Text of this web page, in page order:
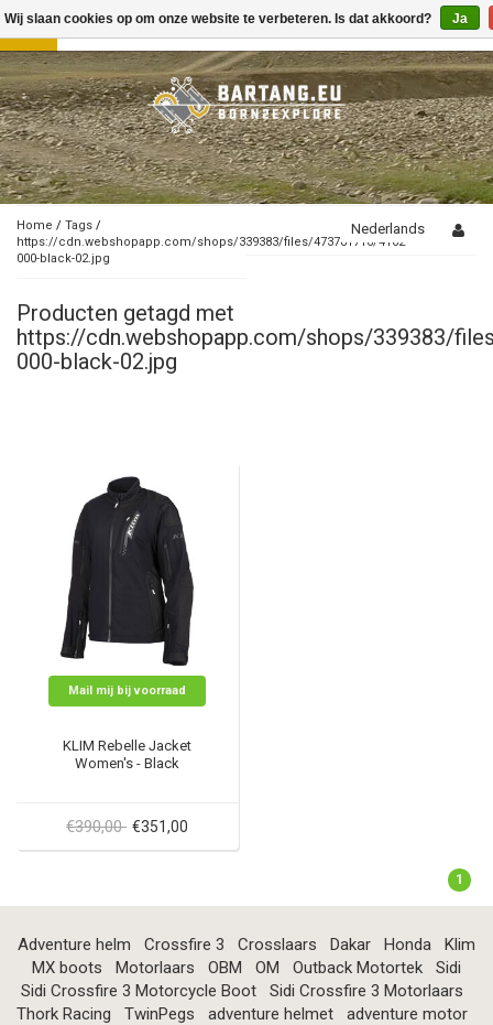
Toggle
navigation
Home / Tags /
https://cdn.webshopapp.com/shops/339383/files/473781716/4162-
000-black-02.jpg
Nederlands
Producten getagd met
https://cdn.webshopapp.com/shops/339383/
000-black-02.jpg
Mail mij bij voorraad
KLIM Rebelle Jacket
Women's - Black
€390,00 €351,00
1
Adventure helm Crossfire 3 Crosslaars Dakar Honda
Klim
MX boots
Motorlaars OBM OM Outback Motortek
Sidi
Sidi Crossfire 3 Motorcycle Boot
Sidi Crossfire 3 Motorlaars
Thork Racing
TwinPegs adventure helmet
adventure motor
Wij slaan cookies op om onze website te verbeteren. Is dat akkoord? Ja